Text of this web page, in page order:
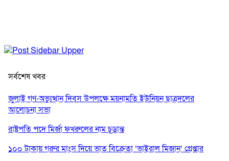
সর্বশেষ খবর
জুলাই গণ-অভ্যুত্থান দিবস উপলক্ষে ময়নামতি ইউনিয়ন ছাত্রদলের
আলোচনা সভা
রাষ্ট্রপতি পদে মির্জা ফখরুলের নাম চূড়ান্ত
১০০ টাকায় গরুর মাংস দিয়ে ভাত বিক্রেতা ‘ভাইরাল মিজান’ গ্রেপ্তার